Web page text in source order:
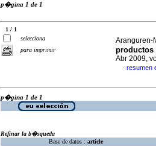
p�gina 1 de 1
1 / 1
selecciona
para imprimir
productos
Abr 2009,
· resumen
p�gina 1 de 1
Refinar la b�squeda
Base de datos : article